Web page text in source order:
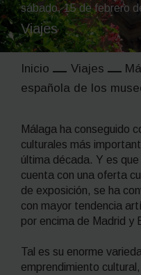
sábado, 15 de febrero
Viajes
Inicio Viajes
española de los
Málaga ha conseguido
culturales más
última década. Y es
cuenta con una oferta
de exposición, se ha
con mayor tendencia
por encima de Madrid y
Tal es su enorme
emprendimiento